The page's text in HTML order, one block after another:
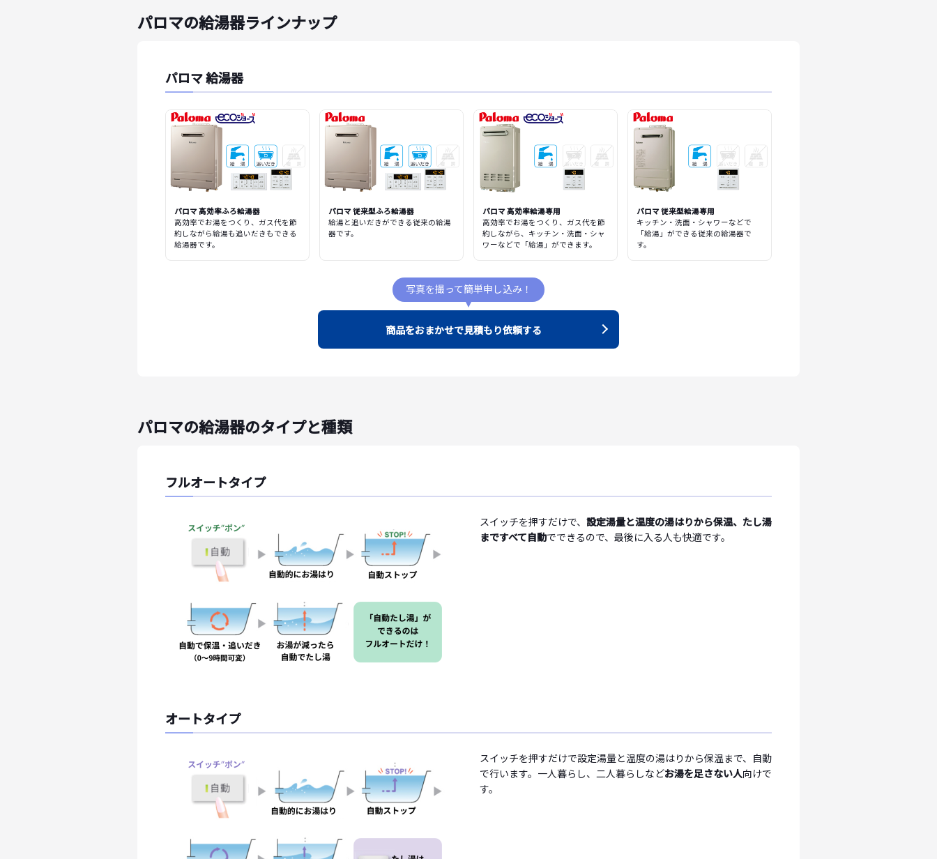
パロマの給湯器ラインナップ
パロマ 給湯器
パロマ 高効率ふろ給湯器
高効率でお湯をつくり、ガス代を節
約しながら給湯も追いだきもできる
給湯器です。
パロマ 従来型ふろ給湯器
給湯と追いだきができる従来の給湯
器です。
パロマ 高効率給湯専用
高効率でお湯をつくり、ガス代を節
約しながら、キッチン・洗面・シャ
ワーなどで「給湯」ができます。
パロマ 従来型給湯専用
キッチン・洗面・シャワーなどで
「給湯」ができる従来の給湯器で
す。
写真を撮って簡単申し込み！
商品をおまかせで見積もり依頼する
パロマの給湯器のタイプと種類
フルオートタイプ
スイッチを押すだけで、 設定湯量と温度の湯はりから保温、たし湯
まですべて自動でできるので、最後に入る人も快適です。
オートタイプ
スイッチを押すだけで設定湯量と温度の湯はりから保温まで、自動
で行います。一人暮らし、二人暮らしなどお湯を足さない人向けで
す。